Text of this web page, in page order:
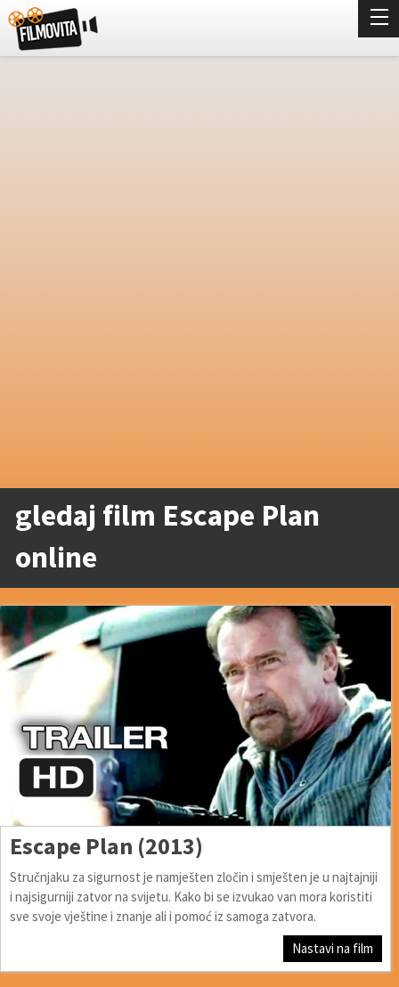
gledaj film Escape Plan
online
Escape Plan (2013)
Stručnjaku za sigurnost je namješten zločin i smješten je u najtajniji
i najsigurniji zatvor na svijetu. Kako bi se izvukao van mora koristiti
sve svoje vještine i znanje ali i pomoć iz samoga zatvora.
Nastavi na film